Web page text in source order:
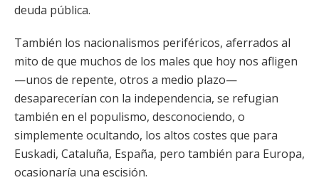
deuda pública.
También los nacionalismos periféricos, aferrados al
mito de que muchos de los males que hoy nos afligen
—unos de repente, otros a medio plazo—
desaparecerían con la independencia, se refugian
también en el populismo, desconociendo, o
simplemente ocultando, los altos costes que para
Euskadi, Cataluña, España, pero también para Europa,
ocasionaría una escisión.